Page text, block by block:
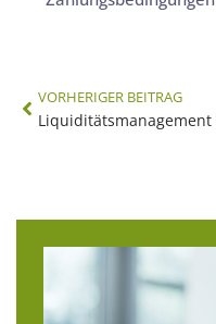
VORHERIGER BEITRAG
Liquiditätsmanagement